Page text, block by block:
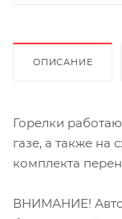
ОПИСАНИЕ
Горелки
газе, а также на
комплекта
ВНИМАНИЕ!